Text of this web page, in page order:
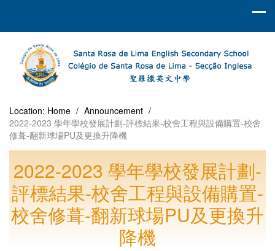
Location: Home / Announcement /
2022-2023 學年學校發展計劃-評標結果-校舍工程與設備購置-校舍
修葺-翻新球場PU及更換升降機
2022-2023 學年學校發展計劃-
評標結果-校舍工程與設備購置-
校舍修葺-翻新球場PU及更換升
降機